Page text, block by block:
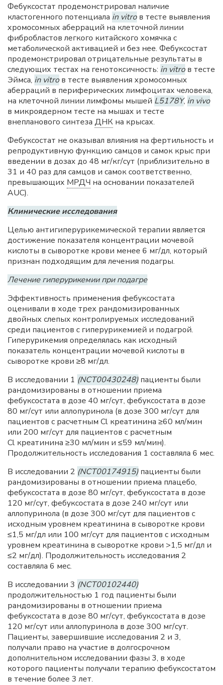
Фебуксостат продемонстрировал наличие
кластогенного потенциала in vitroв тесте выявления
хромосомных аберраций на клеточной линии
фибробластов легкого китайского хомячка с
метаболической активацией и без нее. Фебуксостат
продемонстрировал отрицательные результаты в
следующих тестах на генотоксичность: in vitroв тесте
Эймса, in vitroв тесте выявления хромосомных
аберраций в периферических лимфоцитах человека,
на клеточной линии лимфомы мышей L5178Y, in vivo
в микроядерном тесте на мышах и тесте
внепланового синтеза ДНК на крысах.
Фебуксостат не оказывал влияния на фертильность и
репродуктивную функцию самцов и самок крыс при
введении в дозах до 48 мг/кг/сут (приблизительно в
31 и 40 раз для самцов и самок соответственно,
превышающих МРДЧ на основании показателей
AUC).
Клинические исследования
Целью антигиперурикемической терапии является
достижение показателя концентрации мочевой
кислоты в сыворотке крови менее 6 мг/дл, который
признан подходящим для лечения подагры.
Лечение гиперурикемии при подагре
Эффективность применения фебуксостата
оценивали в ходе трех рандомизированных
двойных слепых контролируемых исследований
среди пациентов с гиперурикемией и подагрой.
Гиперурикемия определялась как исходный
показатель концентрации мочевой кислоты в
сыворотке крови ≥8 мг/дл.
В исследовании 1 (NCT00430248) пациенты были
рандомизированы в отношении приема
фебуксостата в дозе 40 мг/сут, фебуксостата в дозе
80 мг/сут или аллопуринола (в дозе 300 мг/сут для
пациентов с расчетным Cl креатинина ≥60 мл/мин
или 200 мг/сут для пациентов с расчетным
Cl креатинина ≥30 мл/мин и ≤59 мл/мин).
Продолжительность исследования 1 составляла 6 мес.
В исследовании 2 (NCT00174915) пациенты были
рандомизированы в отношении приема плацебо,
фебуксостата в дозе 80 мг/сут, фебуксостата в дозе
120 мг/сут, фебуксостата в дозе 240 мг/сут или
аллопуринола (в дозе 300 мг/сут для пациентов с
исходным уровнем креатинина в сыворотке крови
≤1,5 мг/дл или 100 мг/сут для пациентов с исходным
уровнем креатинина в сыворотке крови >1,5 мг/дл и
≤2 мг/дл). Продолжительность исследования 2
составляла 6 мес.
В исследовании 3 (NCT00102440)
продолжительностью 1 год пациенты были
рандомизированы в отношении приема
фебуксостата в дозе 80 мг/сут, фебуксостата в дозе
120 мг/сут или аллопуринола в дозе 300 мг/сут.
Пациенты, завершившие исследования 2 и 3,
получали право на участие в долгосрочном
дополнительном исследовании фазы 3, в ходе
которого пациенты получали терапию фебуксостатом
в течение более 3 лет.